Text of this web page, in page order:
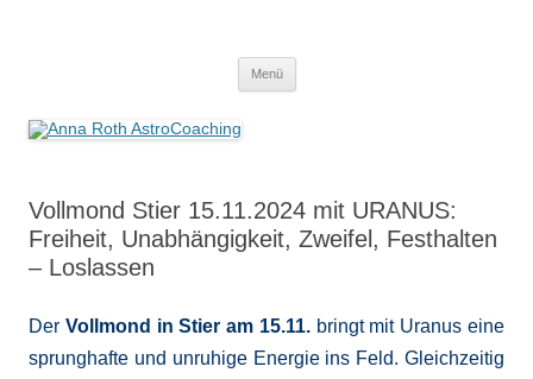
Menü
Vollmond Stier 15.11.2024 mit URANUS:
Freiheit, Unabhängigkeit, Zweifel, Festhalten
– Loslassen
Der Vollmond in Stier am 15.11.bringt mit Uranus eine
sprunghafte und unruhige Energie ins Feld. Gleichzeitig